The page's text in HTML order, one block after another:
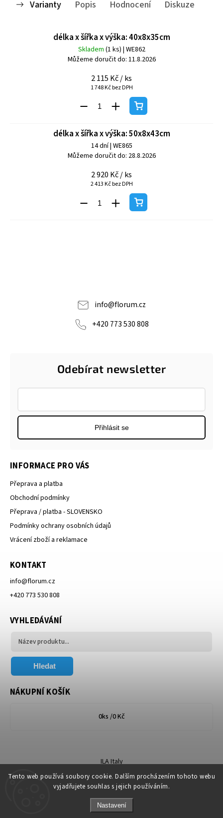
Tento web používá soubory cookie. Dalším procházením tohoto webu
vyjadřujete souhlas s jejich používáním.
Nastavení
Varianty Popis Hodnocení Diskuze
délka x šířka x výška: 40x8x35cm
Skladem (1 ks) | WE862
Můžeme doručit do: 11.8.2026
2 115 Kč/ ks
1 748 Kč bez DPH
délka x šířka x výška: 50x8x43cm
14 dní| WE865
Můžeme doručit do: 28.8.2026
2 920 Kč/ ks
2 413 Kč bez DPH
info@florum.cz
+420 773 530 808
Odebírat newsletter
Přihlásit se
INFORMACE PRO VÁS
Přeprava a platba
Obchodní podmínky
Přeprava / platba - SLOVENSKO
Podmínky ochrany osobních údajů
Vrácení zboží a reklamace
KONTAKT
info@florum.cz
+420 773 530 808
VYHLEDÁVÁNÍ
Hledat
NÁKUPNÍ KOŠÍK
0ks /0 Kč
ILA Italy